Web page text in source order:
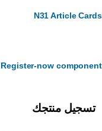
N31 Article
Register-now
تسجيل منتجك